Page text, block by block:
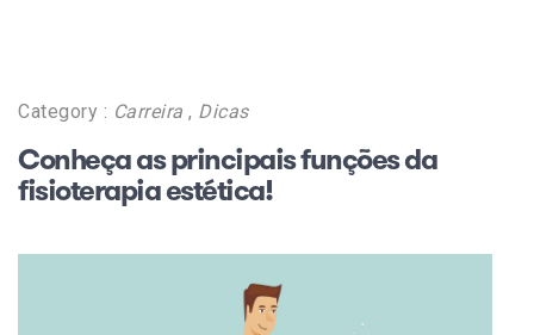
Category : Carreira , Dicas
Conheça as principais funções da
fisioterapia estética!